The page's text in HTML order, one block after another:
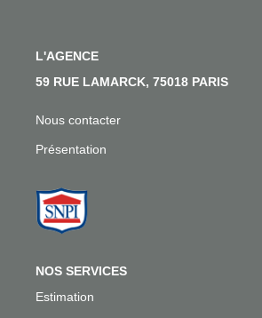
L'AGENCE
59 RUE LAMARCK, 75018 PARIS
Nous contacter
Présentation
NOS SERVICES
Estimation